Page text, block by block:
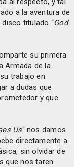
a la aventura de
titulado “God
su primera
Armada de la
trabajo en
a dudas que
y que
Us“ nos damos
directamente a
sin olvidar de
que nos taren